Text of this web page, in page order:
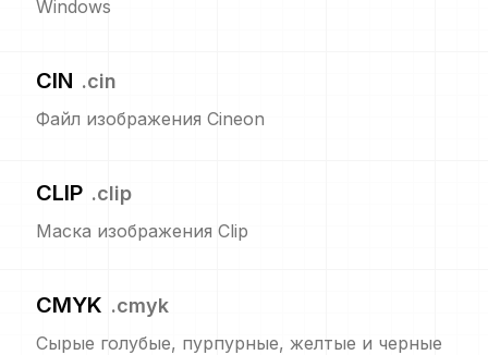
Windows
CIN .cin
Файл изображения Cineon
CLIP .clip
Маска изображения Clip
CMYK .cmyk
Сырые голубые, пурпурные, желтые и черные